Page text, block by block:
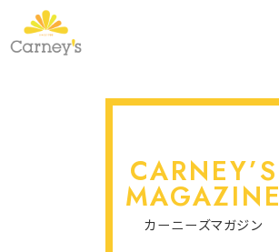
CARNEY’S
MAGAZINE
カーニーズマガジン